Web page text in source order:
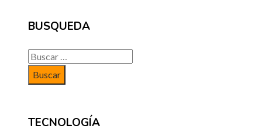
BUSQUEDA
Buscar:
TECNOLOGÍA